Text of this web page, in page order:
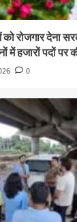
रोजगार देना
हजारों पदों पर
0